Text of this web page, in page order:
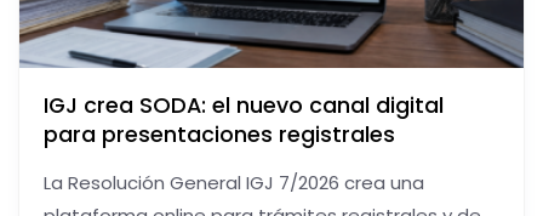
IGJ crea SODA: el nuevo canal digital
para presentaciones registrales
La Resolución General IGJ 7/2026 crea una